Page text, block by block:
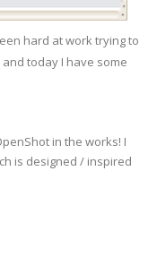
hard at work trying to
today I have some
in the works! I
is designed / inspired